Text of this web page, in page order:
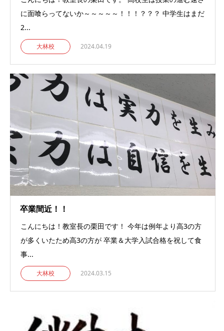
に面喰らってないか～～～～～！！！？？？ 中学生はまだ
2...
大林校 2024.04.19
卒業間近！！
こんにちは！教室長の栗田です！ 今年は例年より高3の方
が多くいたため高3の方が 卒業＆大学入試合格を祝して食
事...
大林校 2024.03.15